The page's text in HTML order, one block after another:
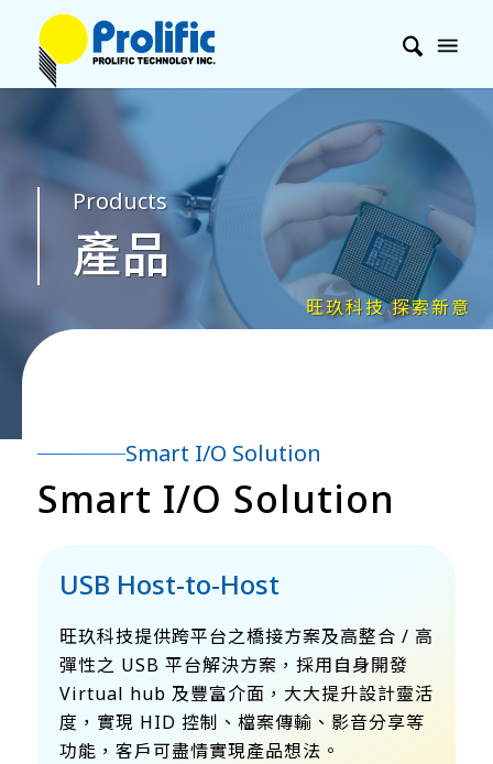
Products
產品
Smart I/O Solution
Smart I/O Solution
USB Host-to-Host
旺玖科技提供跨平台之橋接方案及高整合 / 高
彈性之 USB 平台解決方案，採用自身開發
Virtual hub 及豐富介面，大大提升設計靈活
度，實現 HID 控制、檔案傳輸、影音分享等
功能，客戶可盡情實現產品想法。